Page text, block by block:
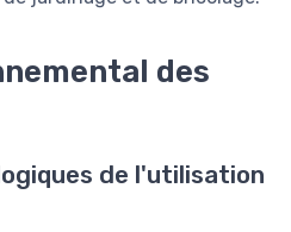
des
de l'utilisation